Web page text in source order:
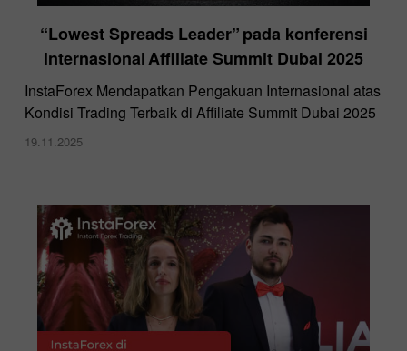
“Lowest Spreads Leader” pada konferensi
internasional Affiliate Summit Dubai 2025
InstaForex Mendapatkan Pengakuan Internasional atas
Kondisi Trading Terbaik di Affiliate Summit Dubai 2025
19.11.2025